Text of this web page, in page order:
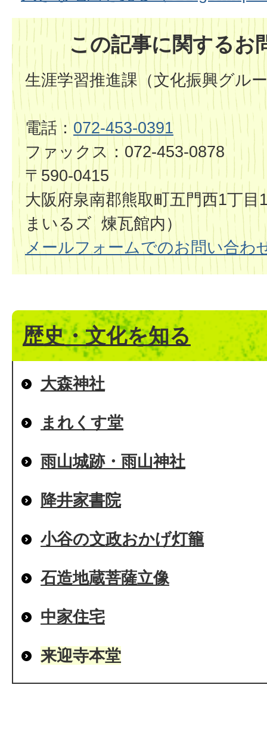
この記事に関するお
生涯学習推進課（文化振興グル
電話： 072-453-0391
ファックス：072-453-0878
〒590-0415
大阪府泉南郡熊取町五門西1丁目
まいるズ 煉瓦館内）
メールフォームでのお問い合わ
歴史・文化を知る
大森神社
まれくす堂
雨山城跡・雨山神社
降井家書院
小谷の文政おかげ灯籠
石造地蔵菩薩立像
中家住宅
来迎寺本堂